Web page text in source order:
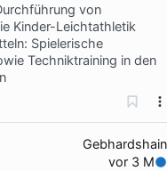
von
Kinder-Leichtathletik
Spielerische
Techniktraining in den
Gebhardshain
vor 3 M